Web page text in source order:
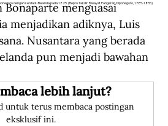
dengan serdadu Belanda pada 1825. (Repro Takdir: Riwayat Pangeran Diponegoro, 1785-1855).
Bonaparte menguasai
menjadikan adiknya, Luis
Nusantara yang berada
pun menjadi bawahan
lebih lanjut?
untuk terus membaca postingan
eksklusif ini.